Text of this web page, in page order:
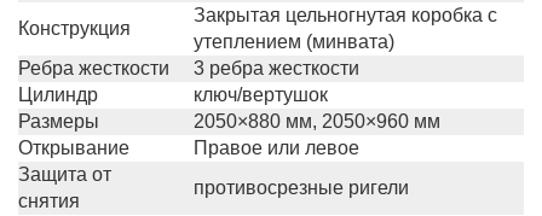
Конструкция
Закрытая цельногнутая коробка с
утеплением (минвата)
Ребра жесткости
3 ребра жесткости
Цилиндр
ключ/вертушок
Размеры
2050×880 мм, 2050×960 мм
Открывание
Правое или левое
Защита от
снятия
противосрезные ригели